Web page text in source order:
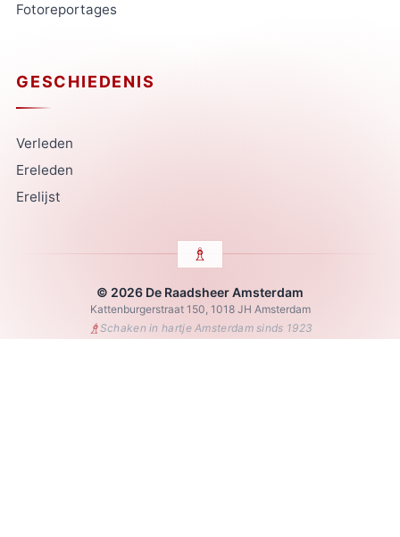
Fotoreportages
GESCHIEDENIS
Verleden
Ereleden
Erelijst
© 2026 De Raadsheer Amsterdam
Kattenburgerstraat 150, 1018 JH Amsterdam
♗Schaken in hartje Amsterdam sinds 1923